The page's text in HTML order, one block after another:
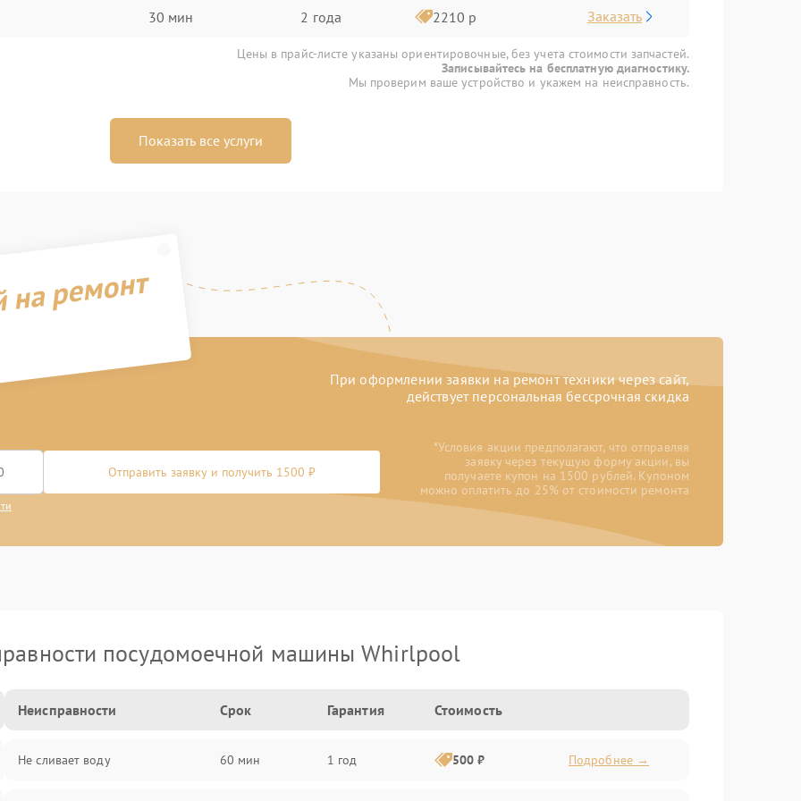
30 мин 2 года 2210 р Заказать
Цены в прайс-листе указаны ориентировочные, без учета стоимости запчастей.
Записывайтесь на бесплатную диагностику.
Мы проверим ваше устройство и укажем на неисправность.
Показать все услуги
ремонт
При оформлении заявки на ремонт техники через сайт,
действует персональная бессрочная скидка
Отправить заявку и получить 1500 ₽
*Условия акции предполагают, что отправляя
заявку через текущую форму акции, вы
получаете купон на 1500 рублей. Купоном
можно оплатить до 25% от стоимости ремонта
посудомоечной машины Whirlpool
Неисправности Срок Гарантия Стоимость
Не сливает воду 60 мин 1 год 500 ₽ Подробнее →